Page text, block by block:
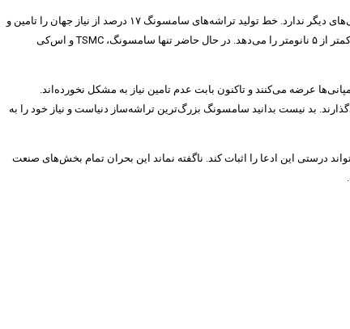
است. این کمپانی تمام قطعات مورد نیازش را خود تولید و مونتاژ می‌کند. از این رو وابستگی به کمپانی‌های دیگر ندارد. خط تولید تراشه‌های سامسونگ ۱۷ درصد از نیاز جهان را تامین و
به پیشرفته‌ترین ماشین آلات تولید تراشه به روش فرابنفش موسوم به EUV ساخت کمپانی هلندی ASML مجهزند که به آن‌ها امکان ساخت تراشه‌های فوق پیشرفته با فناوری کمتر از ۵ نانومتر را می‌دهد. در حال حاضر تنها سامسونگ، TSMC و اس‌کی
عرضه می‌کنند و تاکنون بابت عدم تامین نیاز به مشکل نخورده‌اند.
بد نیست بدانید سامسونگ بزرگ‌ترین تراشه‌ساز دنیاست و نیاز خود را به
کمبود حتی تا ۲۰۲۳ نیز ادامه دارد. سامسونگ اعلام کرده که راهکاری احتمالی برای رفع این مشکل دارد که با عرضه گوشی‌های خانواده گلکسی اس ۲۲ می‌تواند درستی این ادعا را اثبات کند. ناگفته نماند این بحران تمام بخش‌های صنعت